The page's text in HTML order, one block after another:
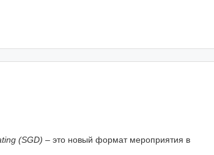
(SGD) – это новый формат мероприятия в